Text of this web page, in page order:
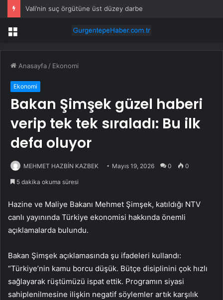
Vali’nin suç örgütüne üst düzey darbe
Menü
Anasayfa / Ekonomi
Ekonomi
Bakan Şimşek güzel haberi
verip tek tek sıraladı: Bu ilk
defa oluyor
MEHMET HAZBİN KAZBEK Mayıs 19, 2026 0 0
5 dakika okuma süresi
Hazine ve Maliye Bakanı Mehmet Şimşek, katıldığı NTV
canlı yayınında Türkiye ekonomisi hakkında önemli
açıklamalarda bulundu.
Bakan Şimşek açıklamasında şu ifadeleri kullandı:
“Türkiye’nin kamu borcu düşük. Bütçe disiplinini çok hızlı
sağlayarak rüştümüzü ispat ettik. Programın siyasi
sahiplenilmesine ilişkin negatif söylemler artık karşılık